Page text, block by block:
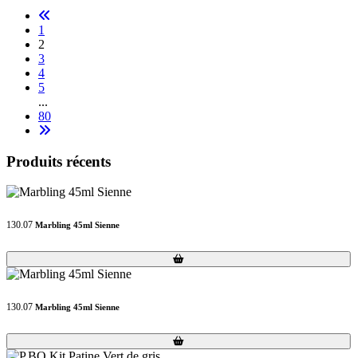
1
2
3
4
5
...
80
Produits récents
130.07 Marbling 45ml Sienne
Loading...
Loading...
130.07 Marbling 45ml Sienne
Loading...
Loading...